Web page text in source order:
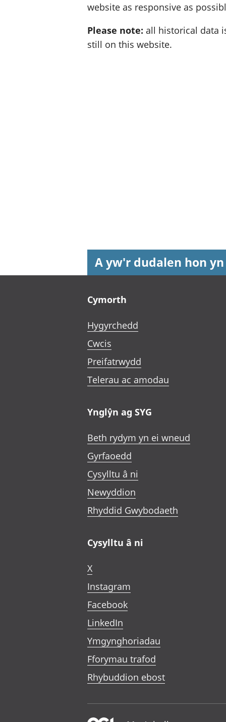
website as responsive as
Please note: all historical data
still on this website.
A yw'r dudalen hon
Cymorth
Hygyrchedd
Cwcis
Preifatrwydd
Telerau ac amodau
Ynglŷn ag SYG
Beth rydym yn ei wneud
Gyrfaoedd
Cysylltu â ni
Newyddion
Rhyddid Gwybodaeth
Cysylltu â ni
X
Instagram
Facebook
LinkedIn
Ymgynghoriadau
Fforymau trafod
Rhybuddion ebost